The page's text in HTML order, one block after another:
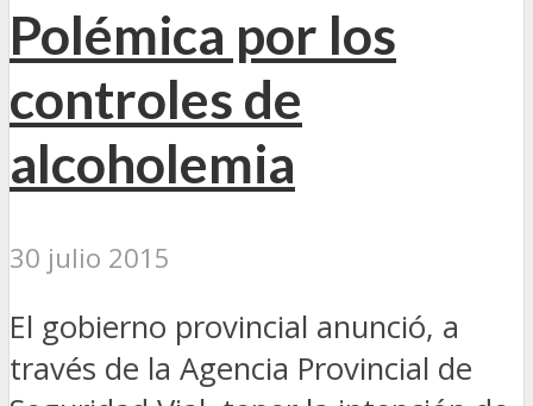
Polémica por los
controles de
alcoholemia
30 julio 2015
El gobierno provincial anunció, a
través de la Agencia Provincial de